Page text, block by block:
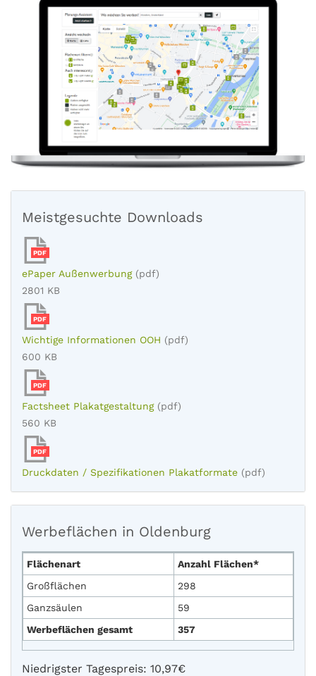
Meistgesuchte Downloads
PDF
ePaper Außenwerbung (pdf)
2801 KB
PDF
Wichtige Informationen OOH (pdf)
600 KB
PDF
Factsheet Plakatgestaltung (pdf)
560 KB
PDF
Druckdaten / Spezifikationen Plakatformate (pdf)
Werbeflächen in Oldenburg
Flächenart
Anzahl Flächen*
Großflächen
298
Ganzsäulen
59
Werbeflächen gesamt
357
Niedrigster Tagespreis: 10,97€